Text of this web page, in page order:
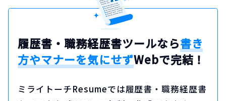
履歴書・職務経歴書ツールなら書き
方やマナーを気にせずWebで完結！
ミライトーチResumeでは履歴書・職務経歴書